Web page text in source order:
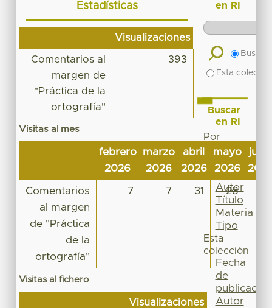
Estadísticas
Visualizaciones
Comentarios al
margen de
"Práctica de la
ortografía"
393
Visitas al mes
febrero
2026
marzo
2026
abril
2026
mayo
2026
junio
Comentarios
al margen
de "Práctica
de la
ortografía"
7 7 31 28
Visitas al fichero
Visualizaciones
en RI
Buscar
Esta
Buscar
en RI
Por
Fecha
de
publicación
Autor
Título
Materia
Tipo
Esta
colección
Fecha
de
publicación
Autor